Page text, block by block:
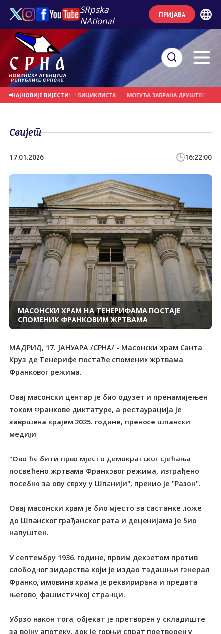
SRpska
NAtional
ПРИЈАВА
НАЈНОВИЈЕ ВИЈЕСТИ:
УДАРИО У ГРУПУ БИЦИКЛИСТА МОГУЋА ЗАБРАНА ДРУШТВЕНИХ
Свијет
17.01.2026 16:22:00
МАСОНСКИ ХРАМ НА ТЕНЕРИФАМА ПОСТАЈЕ
СПОМЕНИК ФРАНКОВИМ ЖРТВАМА
МАДРИД, 17. ЈАНУАРА /СРНА/ - Масонски храм Санта
Круз де Tенерифе постаће споменик жртвама
Франковог режима.
Овај масонски центар је био одузет и пренамијењен
током Франкове диктатуре, а рестаурација је
завршена крајем 2025. године, преносе шпански
медији.
"Ово ће бити прво мјесто демократског сјећања
посвећено жртвама Франковог режима, изграђено
посебно за ову сврху у Шпанији", пренио је "Разон".
Овај масонски храм је био мјесто за састанке ложе
до Шпанског грађанског рата и деценијама је био
напуштен.
У септембру 1936. године, првим декретом против
слободног зидарства који је издао тадашњи генерал
Франко, имовина храма је реквирирана и предата
његовој фашистичкој странци.
Убрзо након тога, објекат је претворен у складиште
за војну апотеку, док је горњи спрат претворен у